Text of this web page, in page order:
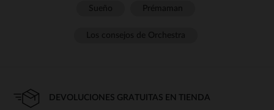
DEVOLUCIONES GRATUITAS EN TIENDA